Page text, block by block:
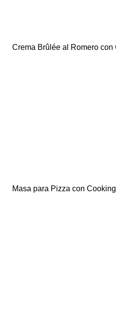
Crema Brûlée al Romero con
Masa para Pizza con